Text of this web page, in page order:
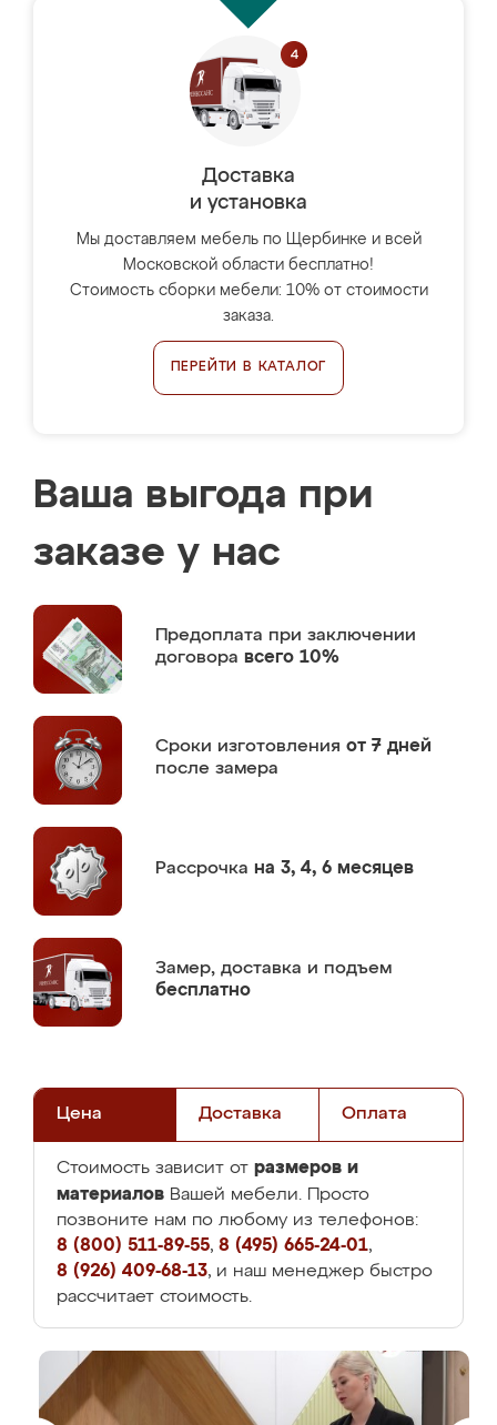
Доставка
и установка
Мы доставляем мебель по Щербинке и всей
Московской области бесплатно!
Стоимость сборки мебели: 10% от стоимости
заказа.
ПЕРЕЙТИ В КАТАЛОГ
Ваша выгода при
заказе у нас
Предоплата при заключении
договора всего 10%
Сроки изготовления от 7 дней
после замера
Рассрочка на 3, 4, 6 месяцев
Замер, доставка и подъем
бесплатно
Цена Доставка Оплата
Стоимость зависит от размеров и
материалов Вашей мебели. Просто
позвоните нам по любому из телефонов:
8 (800) 511-89-55, 8 (495) 665-24-01,
8 (926) 409-68-13, и наш менеджер быстро
рассчитает стоимость.